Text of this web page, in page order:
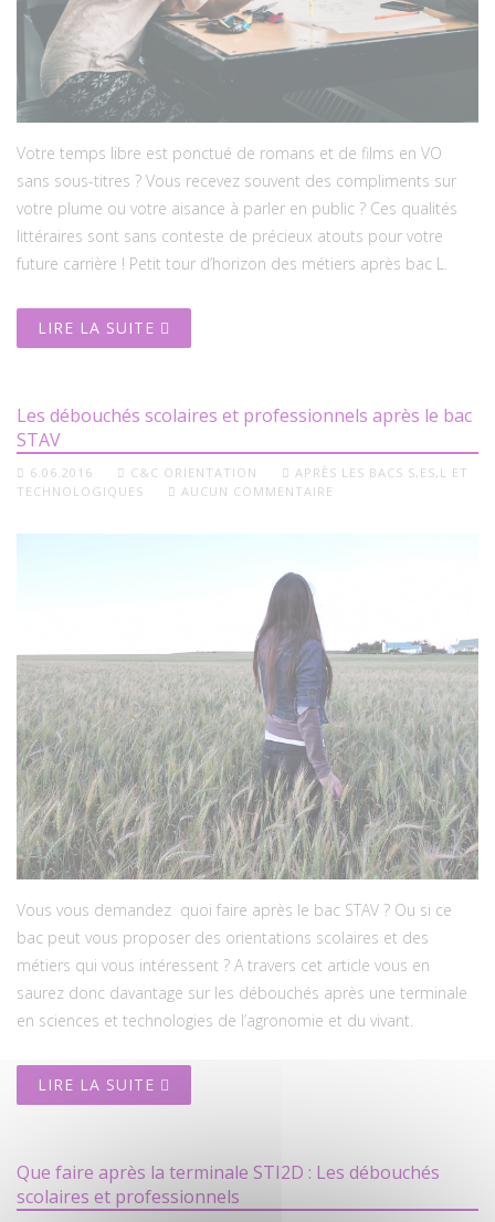
Votre temps libre est ponctué de romans et de films en VO
sans sous-titres ? Vous recevez souvent des compliments sur
votre plume ou votre aisance à parler en public ? Ces qualités
littéraires sont sans conteste de précieux atouts pour votre
future carrière ! Petit tour d’horizon des métiers après bac L.
LIRE LA SUITE
Les débouchés scolaires et professionnels après le bac
STAV
6.06.2016 C&C ORIENTATION
APRÈS LES BACS S,ES,L ET
TECHNOLOGIQUES
AUCUN COMMENTAIRE
Vous vous demandez quoi faire après le bac STAV ? Ou si ce
bac peut vous proposer des orientations scolaires et des
métiers qui vous intéressent ? A travers cet article vous en
saurez donc davantage sur les débouchés après une terminale
en sciences et technologies de l’agronomie et du vivant.
LIRE LA SUITE
Que faire après la terminale STI2D : Les débouchés
scolaires et professionnels